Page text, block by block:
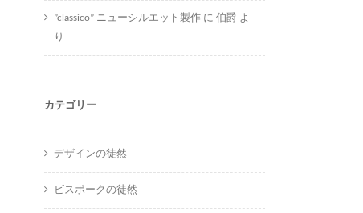
”classico” ニューシルエット製作 に 伯爵 よ
り
カテゴリー
デザインの徒然
ビスポークの徒然